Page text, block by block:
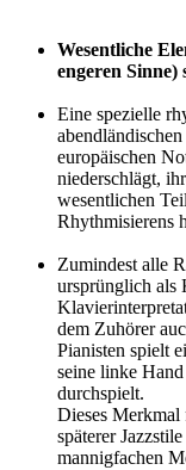
Wesentliche
engeren Sinne)
Eine spezielle
europäischen
niederschlägt,
wesentlichen
Rhythmisierens
Zumindest alle
ursprünglich als
dem Zuhörer
Pianisten spielt
seine linke
durchspielt.
Dieses
späterer
mannigfachen